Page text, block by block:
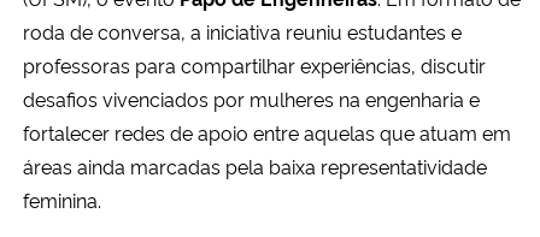
Secretaria de Governo
Gabinete de Segurança Institucional
Advocacia-Geral da União
roda de conversa, a iniciativa reuniu estudantes e
professoras para compartilhar experiências, discutir
desafios vivenciados por mulheres na engenharia e
fortalecer redes de apoio entre aquelas que atuam em
áreas ainda marcadas pela baixa representatividade
feminina.